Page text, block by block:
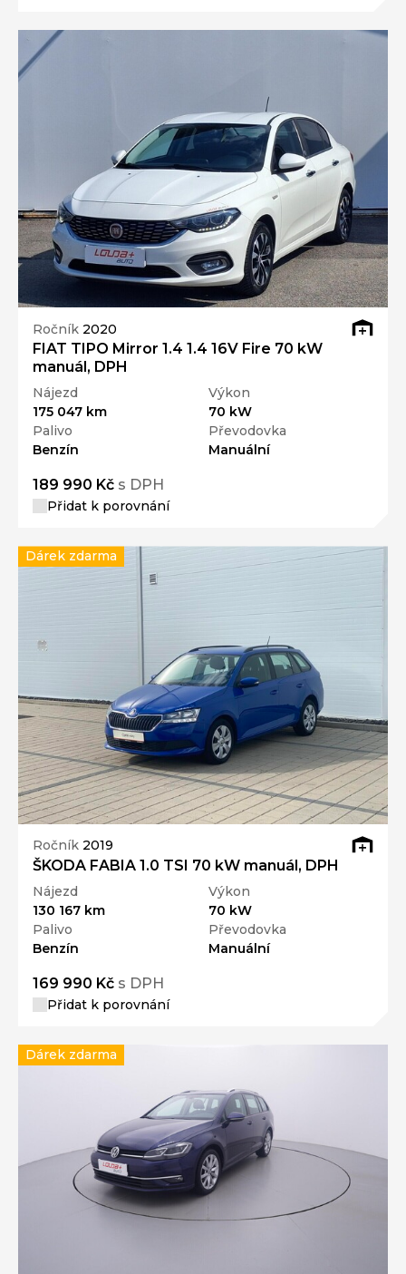
Ročník 2020
FIAT TIPO Mirror 1.4 1.4 16V Fire 70 kW
manuál, DPH
Nájezd
175 047 km
Výkon
70 kW
Palivo
Benzín
Převodovka
Manuální
189 990 Kč s DPH
Přidat k porovnání
Ročník 2019
ŠKODA FABIA 1.0 TSI 70 kW manuál, DPH
Nájezd
130 167 km
Výkon
70 kW
Palivo
Benzín
Převodovka
Manuální
169 990 Kč s DPH
Přidat k porovnání
Dárek zdarma
Dárek zdarma